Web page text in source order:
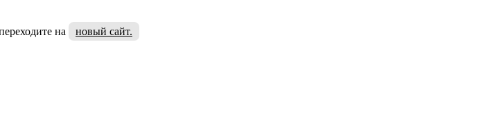
на
новый сайт.